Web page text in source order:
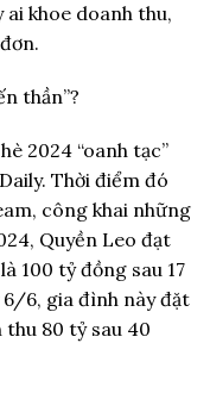
khoe doanh thu,
thần”?
2024 “oanh tạc”
Thời điểm đó
công khai những
Quyền Leo đạt
100 tỷ đồng sau 17
6, gia đình này đặt
thu 80 tỷ sau 40